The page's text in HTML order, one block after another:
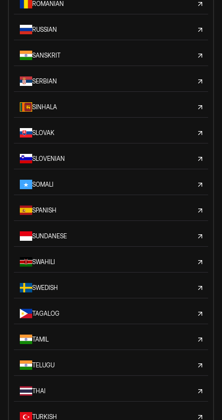
ROMANIAN
RUSSIAN
SANSKRIT
SERBIAN
SINHALA
SLOVAK
SLOVENIAN
SOMALI
SPANISH
SUNDANESE
SWAHILI
SWEDISH
TAGALOG
TAMIL
TELUGU
THAI
TURKISH